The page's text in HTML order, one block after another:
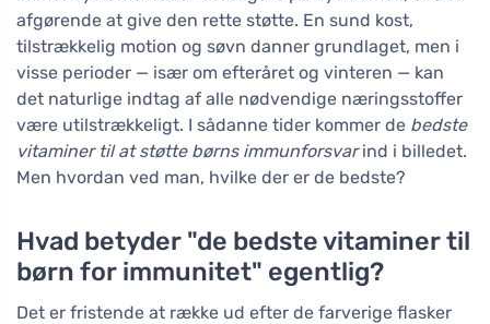
afgørende at give den rette støtte. En sund kost,
tilstrækkelig motion og søvn danner grundlaget, men i
visse perioder — især om efteråret og vinteren — kan
det naturlige indtag af alle nødvendige næringsstoffer
være utilstrækkeligt. I sådanne tider kommer de bedste
vitaminer til at støtte børns immunforsvarind i billedet.
Men hvordan ved man, hvilke der er de bedste?
Hvad betyder "de bedste vitaminer til
børn for immunitet" egentlig?
Det er fristende at række ud efter de farverige flasker